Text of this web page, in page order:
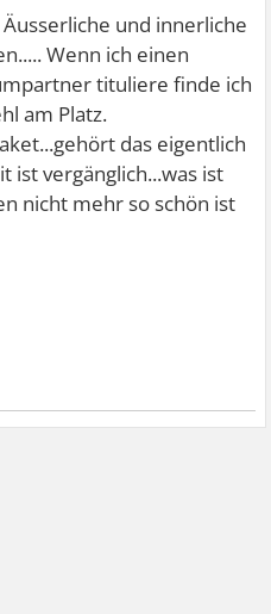
und innerliche
Wenn ich einen
tituliere finde ich
am Platz.
das eigentlich
ist vergänglich...was ist
nicht mehr so schön ist